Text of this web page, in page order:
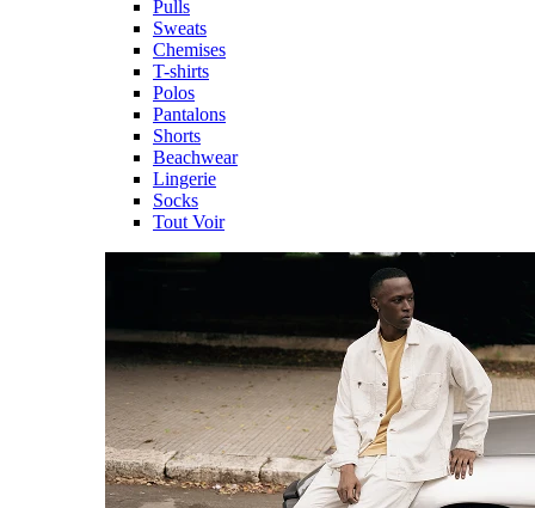
Pulls
Sweats
Chemises
T-shirts
Polos
Pantalons
Shorts
Beachwear
Lingerie
Socks
Tout Voir